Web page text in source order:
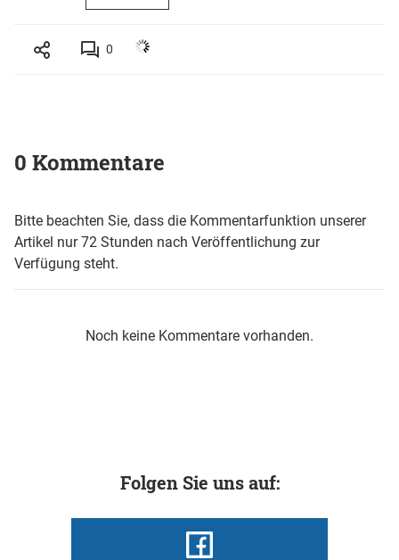
0
0 Kommentare
Bitte beachten Sie, dass die Kommentarfunktion unserer
Artikel nur 72 Stunden nach Veröffentlichung zur
Verfügung steht.
Noch keine Kommentare vorhanden.
Folgen Sie uns auf: